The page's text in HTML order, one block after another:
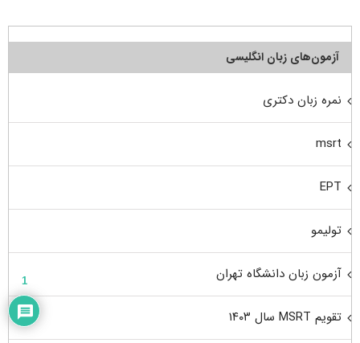
آزمون‌های زبان انگلیسی
نمره زبان دکتری
msrt
EPT
تولیمو
آزمون زبان دانشگاه تهران
تقویم MSRT سال ۱۴۰۳
1